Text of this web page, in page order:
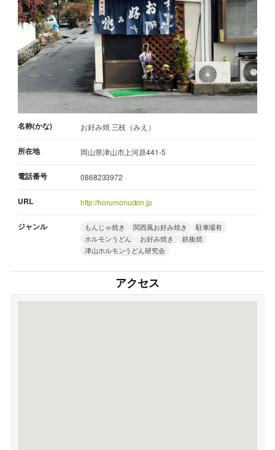
名称(かな) お好み焼 三枝（みえ）
所在地 岡山県津山市上河原441-5
電話番号 0868233972
URL http://horumonudon.jp
ジャンル もんじゃ焼き 関西風お好み焼き
駐車場有
ホルモンうどん
お好み焼き
鉄板焼
津山ホルモンうどん研究会
アクセス